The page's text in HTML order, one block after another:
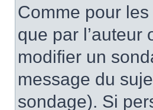
Comme pour
que par
modifier un
message du
sondage). Si